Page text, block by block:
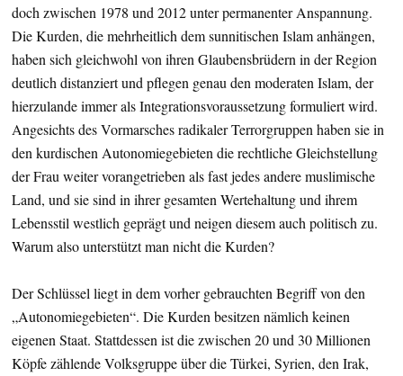
doch zwischen 1978 und 2012 unter permanenter Anspannung.
Die Kurden, die mehrheitlich dem sunnitischen Islam anhängen,
haben sich gleichwohl von ihren Glaubensbrüdern in der Region
deutlich distanziert und pflegen genau den moderaten Islam, der
hierzulande immer als Integrationsvoraussetzung formuliert wird.
Angesichts des Vormarsches radikaler Terrorgruppen haben sie in
den kurdischen Autonomiegebieten die rechtliche Gleichstellung
der Frau weiter vorangetrieben als fast jedes andere muslimische
Land, und sie sind in ihrer gesamten Wertehaltung und ihrem
Lebensstil westlich geprägt und neigen diesem auch politisch zu.
Warum also unterstützt man nicht die Kurden?
Der Schlüssel liegt in dem vorher gebrauchten Begriff von den
„Autonomiegebieten“. Die Kurden besitzen nämlich keinen
eigenen Staat. Stattdessen ist die zwischen 20 und 30 Millionen
Köpfe zählende Volksgruppe über die Türkei, Syrien, den Irak,